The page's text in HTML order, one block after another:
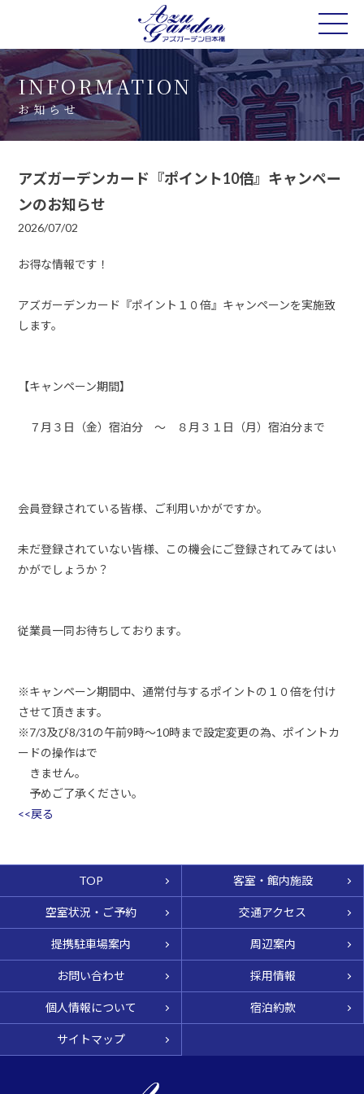
INFORMATION
お知らせ
アズガーデンカード『ポイント10倍』キャンペー
ンのお知らせ
2026/07/02
お得な情報です！
アズガーデンカード『ポイント１０倍』キャンペーンを実施致
します。
【キャンペーン期間】
７月３日（金）宿泊分 ～ ８月３１日（月）宿泊分まで
会員登録されている皆様、ご利用いかがですか。
未だ登録されていない皆様、この機会にご登録されてみてはい
かがでしょうか？
従業員一同お待ちしております。
※キャンペーン期間中、通常付与するポイントの１０倍を付け
させて頂きます。
※7/3及び8/31の午前9時～10時まで設定変更の為、ポイントカ
ードの操作はで
きません。
予めご了承ください。
<<戻る
TOP 客室・館内施設
空室状況・ご予約 交通アクセス
提携駐車場案内 周辺案内
お問い合わせ 採用情報
個人情報について 宿泊約款
サイトマップ